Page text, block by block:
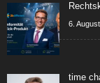
6.
time